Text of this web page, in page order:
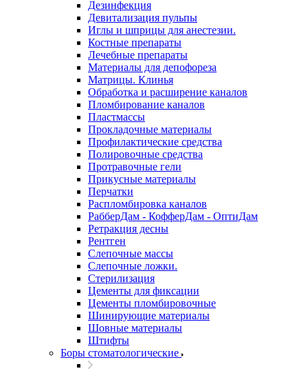
Дезинфекция
Девитализация пульпы
Иглы и шприцы для анестезии.
Костные препараты
Лечебные препараты
Материалы для депофореза
Матрицы. Клинья
Обработка и расширение каналов
Пломбирование каналов
Пластмассы
Прокладочные материалы
Профилактические средства
Полировочные средства
Протравочные гели
Прикусные материалы
Перчатки
Распломбировка каналов
РабберДам - КофферДам - ОптиДам
Ретракция десны
Рентген
Слепочные массы
Слепочные ложки.
Стерилизация
Цементы для фиксации
Цементы пломбировочные
Шинирующие материалы
Шовные материалы
Штифты
Боры стоматологические